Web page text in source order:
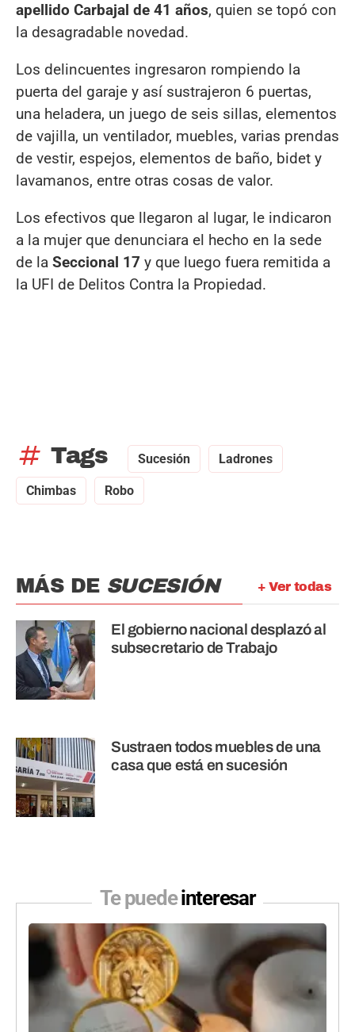
apellido Carbajal de 41 años, quien se topó con
la desagradable novedad.
Los delincuentes ingresaron rompiendo la
puerta del garaje y así sustrajeron 6 puertas,
una heladera, un juego de seis sillas, elementos
de vajilla, un ventilador, muebles, varias prendas
de vestir, espejos, elementos de baño, bidet y
lavamanos, entre otras cosas de valor.
Los efectivos que llegaron al lugar, le indicaron
a la mujer que denunciara el hecho en la sede
de la Seccional 17 y que luego fuera remitida a
la UFI de Delitos Contra la Propiedad.
tag Tags Sucesión Ladrones
Chimbas Robo
+ Ver todas
MÁS DE SUCESIÓN
El gobierno nacional desplazó al
subsecretario de Trabajo
Sustraen todos muebles de una
casa que está en sucesión
Te puedeinteresar